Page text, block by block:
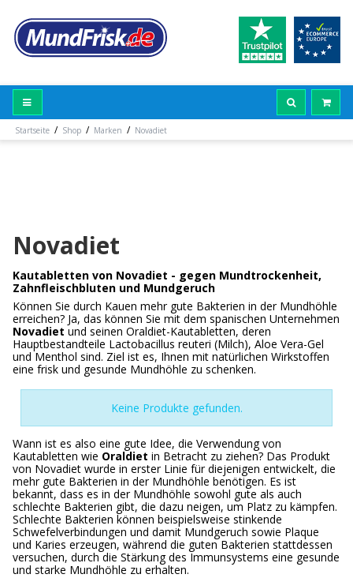
Startseite / Shop / Marken / Novadiet
Novadiet
Kautabletten von Novadiet - gegen Mundtrockenheit,
Zahnfleischbluten und Mundgeruch
Können Sie durch Kauen mehr gute Bakterien in der Mundhöhle
erreichen? Ja, das können Sie mit dem spanischen Unternehmen
Novadiet und seinen Oraldiet-Kautabletten, deren
Hauptbestandteile Lactobacillus reuteri (Milch), Aloe Vera-Gel
und Menthol sind. Ziel ist es, Ihnen mit natürlichen Wirkstoffen
eine frisk und gesunde Mundhöhle zu schenken.
Keine Produkte gefunden.
Wann ist es also eine gute Idee, die Verwendung von
Kautabletten wie Oraldiet in Betracht zu ziehen? Das Produkt
von Novadiet wurde in erster Linie für diejenigen entwickelt, die
mehr gute Bakterien in der Mundhöhle benötigen. Es ist
bekannt, dass es in der Mundhöhle sowohl gute als auch
schlechte Bakterien gibt, die dazu neigen, um Platz zu kämpfen.
Schlechte Bakterien können beispielsweise stinkende
Schwefelverbindungen und damit Mundgeruch sowie Plaque
und Karies erzeugen, während die guten Bakterien stattdessen
versuchen, durch die Stärkung des Immunsystems eine gesunde
und starke Mundhöhle zu erhalten.